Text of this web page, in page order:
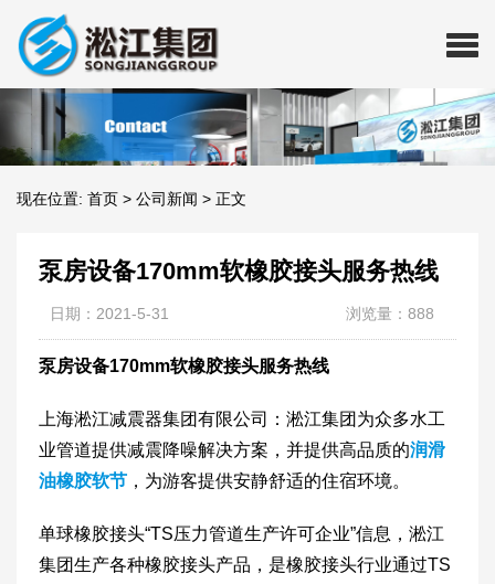
现在位置: 首页 > 公司新闻 > 正文
泵房设备170mm软橡胶接头服务热线
日期：2021-5-31 浏览量：888
泵房设备170mm软橡胶接头服务热线
上海淞江减震器集团有限公司：淞江集团为众多水工
业管道提供减震降噪解决方案，并提供高品质的润滑
油橡胶软节 ，为游客提供安静舒适的住宿环境。
单球橡胶接头“TS压力管道生产许可企业”信息，淞江
集团生产各种橡胶接头产品，是橡胶接头行业通过TS